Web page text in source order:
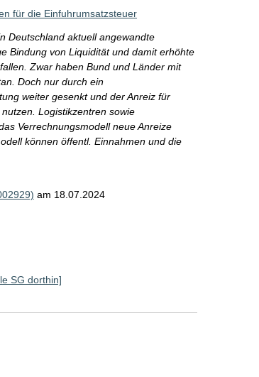
für die Einfuhrumsatzsteuer
Deutschland aktuell angewandte
Bindung von Liquidität und damit erhöhte
Zwar haben Bund und Länder mit
Doch nur durch ein
weiter gesenkt und der Anreiz für
Logistikzentren sowie
Verrechnungsmodell neue Anreize
können öffentl. Einnahmen und die
am 18.07.2024
SG dorthin]